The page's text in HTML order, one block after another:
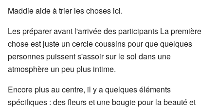
Maddie aide à trier les choses ici.
Les préparer avant l'arrivée des participants La première
chose est juste un cercle coussins pour que quelques
personnes puissent s'assoir sur le sol dans une
atmosphère un peu plus intime.
Encore plus au centre, il y a quelques éléments
spécifiques : des fleurs et une bougie pour la beauté et